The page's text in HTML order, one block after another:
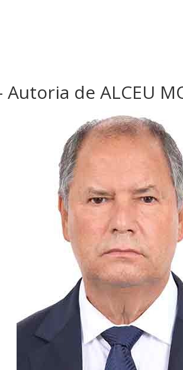
Autoria de ALCEU